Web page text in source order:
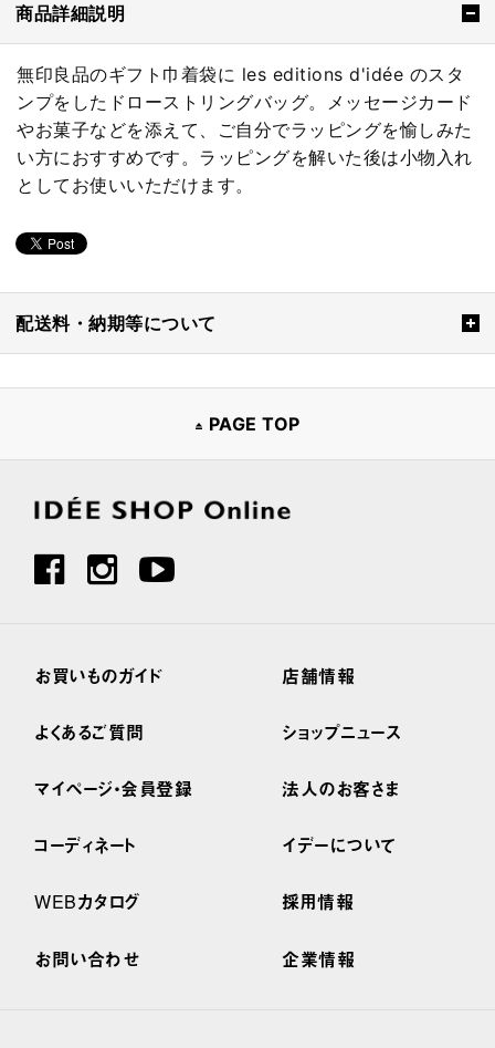
商品詳細説明
無印良品のギフト巾着袋に les editions d'idée のスタ
ンプをしたドローストリングバッグ。メッセージカード
やお菓子などを添えて、ご自分でラッピングを愉しみた
い方におすすめです。ラッピングを解いた後は小物入れ
としてお使いいただけます。
配送料・納期等について
PAGE TOP
お買いものガイド
よくあるご質問
マイページ・会員登録
コーディネート
WEBカタログ
お問い合わせ
店舗情報
ショップニュース
法人のお客さま
イデーについて
採用情報
企業情報